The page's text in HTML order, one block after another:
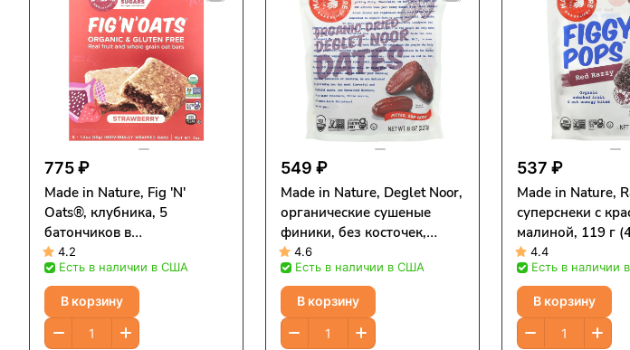
775 ₽
Made in Nature, Fig 'N'
Oats®, клубника, 5
батончиков в
индивидуальной упаковке,
40 г (1,4 унции) каждый
4.2
Есть в наличии в США
В корзину
549 ₽
Made in Nature, Deglet Noor,
органические сушеные
финики, без косточек,
вяленые, 227 г (8 унций)
4.6
Есть в наличии в США
В корзину
537 ₽
Made in Nature,
суперснеки с
малиной, 119 г
4.4
Есть в наличии
В корзину